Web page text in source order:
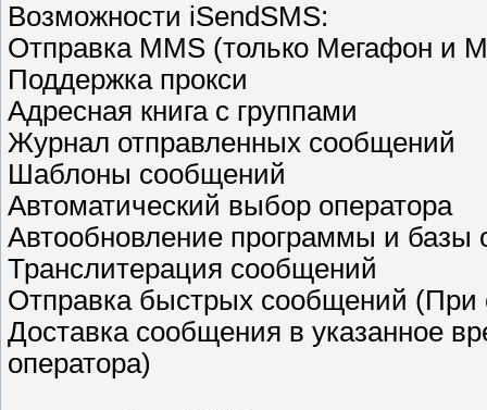
Возможности iSendSMS:
Отправка MMS (только Мегафон и
Поддержка прокси
Адресная книга с группами
Журнал отправленных сообщений
Шаблоны сообщений
Автоматический выбор оператора
Автообновление программы и базы
Транслитерация сообщений
Отправка быстрых сообщений (При
Доставка сообщения в указанное
оператора)